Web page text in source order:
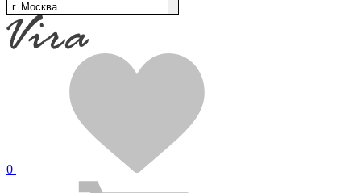
г. Москва
0